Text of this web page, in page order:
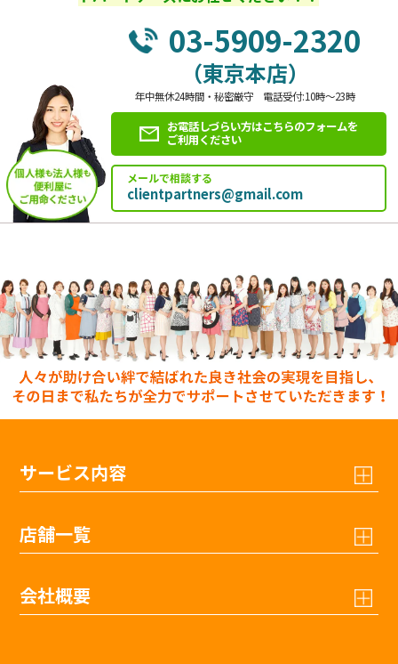
03-5909-2320
（東京本店）
年中無休24時間・秘密厳守 電話受付:10時～23時
お電話しづらい方はこちらのフォームを
ご利用ください
メールで相談する
clientpartners@gmail.com
サービス内容
店舗一覧
会社概要